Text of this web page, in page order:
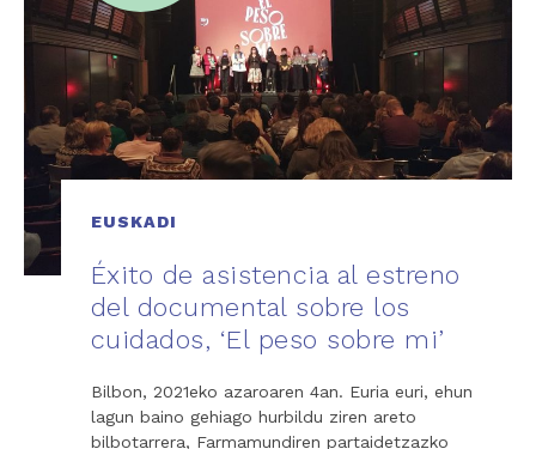
EUSKADI
Éxito de asistencia al estreno
del documental sobre los
cuidados, ‘El peso sobre mi’
Bilbon, 2021eko azaroaren 4an. Euria euri, ehun
lagun baino gehiago hurbildu ziren areto
bilbotarrera, Farmamundiren partaidetzazko